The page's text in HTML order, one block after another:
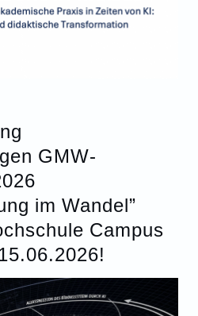
GMW-
im Wandel”
Campus